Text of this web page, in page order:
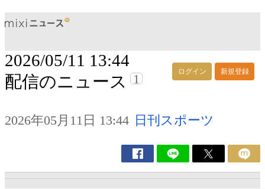
ログイン 新規登録
2026/05/11 13:44
配信のニュース
1
2026年05月11日 13:44 日刊スポーツ